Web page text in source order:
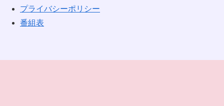
プライバシーポリシー
番組表